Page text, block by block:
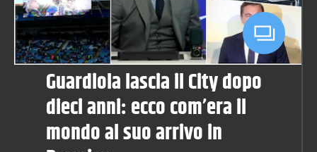
Guardiola lascia il City dopo
dieci anni: ecco com’era il
mondo al suo arrivo in